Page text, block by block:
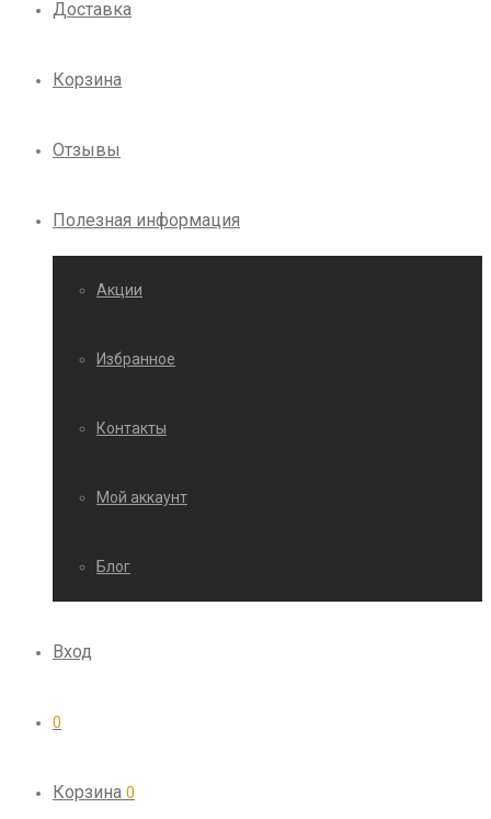
Доставка
Корзина
Отзывы
Полезная информация
Акции
Избранное
Контакты
Мой аккаунт
Блог
Вход
0
Корзина 0